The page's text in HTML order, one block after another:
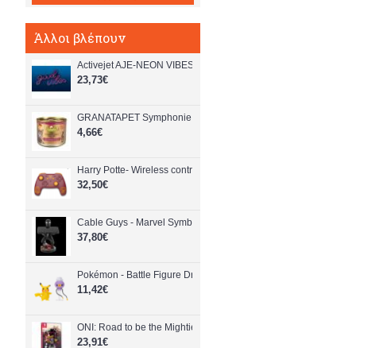
Άλλοι βλέπουν
Activejet AJE-NEON VIBES LED neon sign
23,73€
GRANATAPET Symphonie No.10 Wild boar and duck - wet cat food - 200g
4,66€
Harry Potte- Wireless controlle- Gryffindo- Nintendo Switch
32,50€
Cable Guys - Marvel Symbiote Spider-Man - PlayStation 5
37,80€
Pokémon - Battle Figure Drifloon & Pikachu (PKW4531) - Toys
11,42€
ONI: Road to be the Mightiest Oni - Nintendo Switch
23,91€